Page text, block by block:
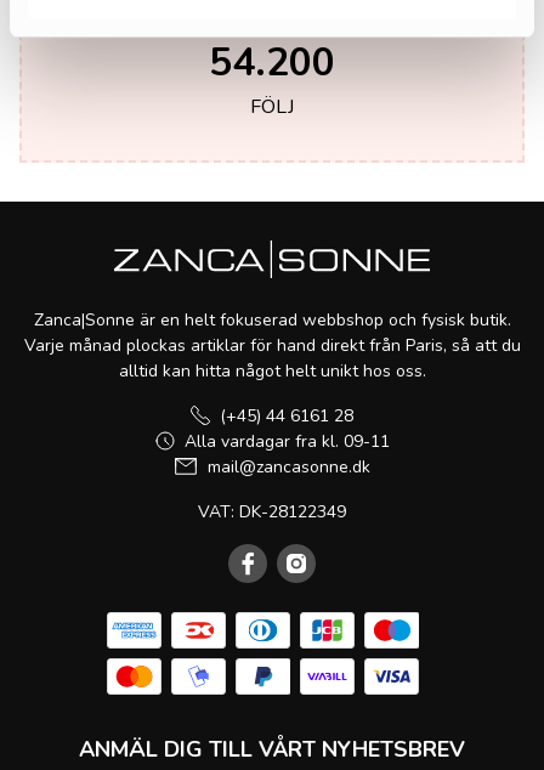
54.200
FÖLJ
Zanca|Sonne är en helt fokuserad webbshop och fysisk butik.
Varje månad plockas artiklar för hand direkt från Paris, så att du
alltid kan hitta något helt unikt hos oss.
(+45) 44 6161 28
Alla vardagar fra kl. 09-11
mail@zancasonne.dk
VAT: DK-28122349
ANMÄL DIG TILL VÅRT NYHETSBREV